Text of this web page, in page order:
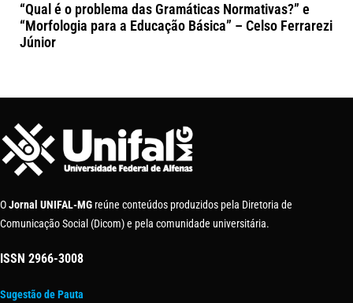
“Qual é o problema das Gramáticas Normativas?” e
“Morfologia para a Educação Básica” – Celso Ferrarezi
Júnior
OJornal UNIFAL-MG reúne conteúdos produzidos pela Diretoria de
Comunicação Social (Dicom) e pela comunidade universitária.
ISSN 2966-3008
Sugestão de Pauta